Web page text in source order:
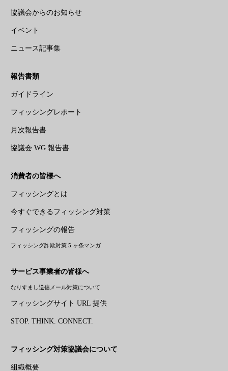
協議会からのお知らせ
イベント
ニュース記事集
報告書類
ガイドライン
フィッシングレポート
月次報告書
協議会 WG 報告書
消費者の皆様へ
フィッシングとは
今すぐできるフィッシング対策
フィッシングの報告
フィッシング詐欺対策 5 ヶ条マンガ
サービス事業者の皆様へ
なりすまし送信メール対策について
フィッシングサイト URL 提供
STOP. THINK. CONNECT.
フィッシング対策協議会について
組織概要